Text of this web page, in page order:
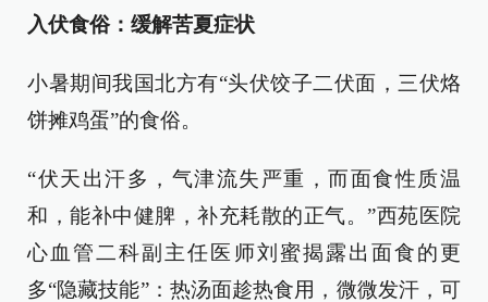
入伏食俗：缓解苦夏症状
小暑期间我国北方有“头伏饺子二伏面，三伏烙
饼摊鸡蛋”的食俗。
“伏天出汗多，气津流失严重，而面食性质温
和，能补中健脾，补充耗散的正气。”西苑医院
心血管二科副主任医师刘蜜揭露出面食的更
多“隐藏技能”：热汤面趁热食用，微微发汗，可